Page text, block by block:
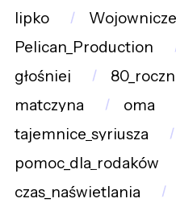
lipko
Pelican_Production
głośniej
matczyna
oma
tajemnice_syriusza
pomoc_dla_rodaków
czas_naświetlania